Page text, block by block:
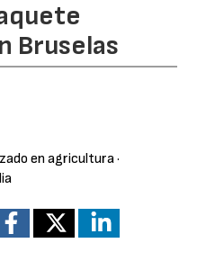
Bruselas
en agricultura·